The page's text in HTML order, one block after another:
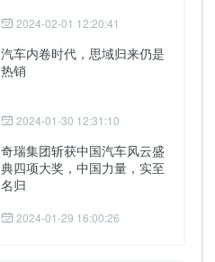
2024-02-01 12:20:41
汽车内卷时代，思域归来仍是
热销
2024-01-30 12:31:10
奇瑞集团斩获中国汽车风云盛
典四项大奖，中国力量，实至
名归
2024-01-29 16:00:26